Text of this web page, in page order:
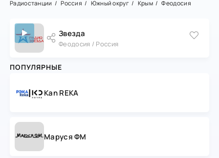
Радиостанции Россия Южный округ Крым Феодосия
Звезда
Феодосия / Россия
ПОПУЛЯРНЫЕ
Kan REKA
Маруся ФМ